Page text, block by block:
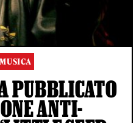
PUBBLICATO
ANTI-